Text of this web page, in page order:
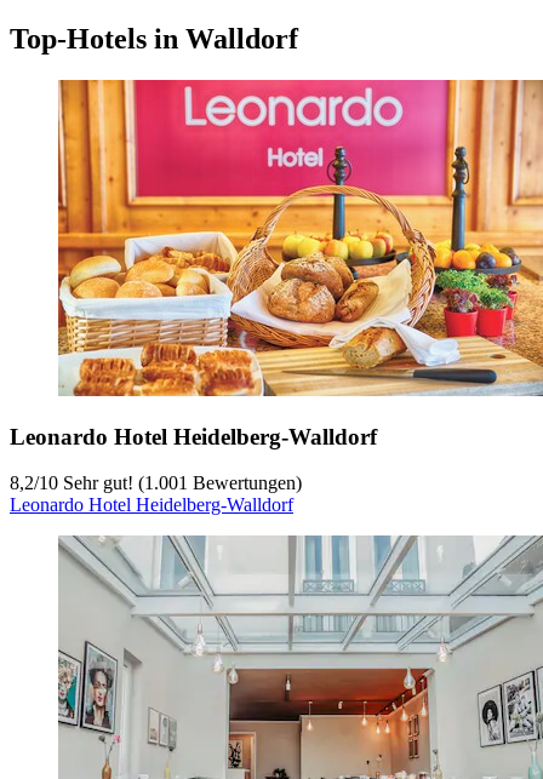
Top-Hotels in Walldorf
Leonardo Hotel Heidelberg-Walldorf
8,2/10 Sehr gut! (1.001 Bewertungen)
Leonardo Hotel Heidelberg-Walldorf